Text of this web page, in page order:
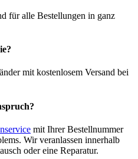
für alle Bestellungen in ganz
mit kostenlosem Versand bei
mit Ihrer Bestellnummer
Wir veranlassen innerhalb
oder eine Reparatur.